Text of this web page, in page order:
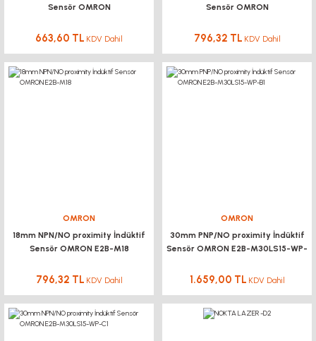
Sensör OMRON
663,60 TL KDV Dahil
Sensör OMRON
796,32 TL KDV Dahil
OMRON
18mm NPN/NO proximity İndüktif
Sensör OMRON E2B-M18
796,32 TL KDV Dahil
OMRON
30mm PNP/NO proximity İndüktif
Sensör OMRON E2B-M30LS15-WP-
1.659,00 TL KDV Dahil